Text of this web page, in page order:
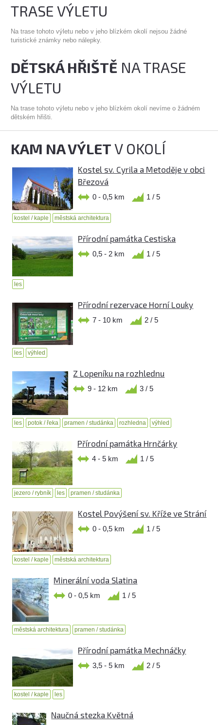
TRASE VÝLETU
Na trase tohoto výletu nebo v jeho blízkém okolí nejsou žádné
turistické známky nebo nálepky.
DĚTSKÁ HŘIŠTĚ NA TRASE
VÝLETU
Na trase tohoto výletu nebo v jeho blízkém okolí nevíme o žádném
dětském hřišti.
KAM NA VÝLETV OKOLÍ
Kostel sv. Cyrila a Metoděje v obci
Březová
0 - 0,5 km 1 / 5
kostel / kaple městská architektura
Přírodní památka Cestiska
0,5 - 2 km 1 / 5
les
Přírodní rezervace Horní Louky
7 - 10 km 2 / 5
les výhled
Z Lopeníku na rozhlednu
9 - 12 km 3 / 5
les potok / řeka pramen / studánka rozhledna výhled
Přírodní památka Hrnčárky
4 - 5 km 1 / 5
jezero / rybník les pramen / studánka
Kostel Povýšení sv. Kříže ve Strání
0 - 0,5 km 1 / 5
kostel / kaple městská architektura
Minerální voda Slatina
0 - 0,5 km 1 / 5
městská architektura pramen / studánka
Přírodní památka Mechnáčky
3,5 - 5 km 2 / 5
kostel / kaple les
Naučná stezka Květná